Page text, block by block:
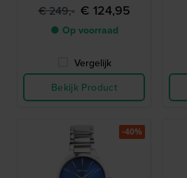
€ 249,- € 124,95
● Op voorraad
Vergelijk
Bekijk Product
-40%